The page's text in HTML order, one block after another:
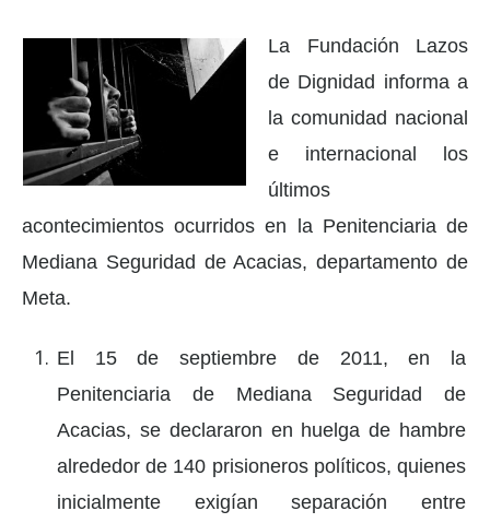
La Fundación Lazos
de Dignidad informa a
la comunidad nacional
e internacional los
últimos
acontecimientos ocurridos en la Penitenciaria de
Mediana Seguridad de Acacias, departamento de
Meta.
El 15 de septiembre de 2011, en la
Penitenciaria de Mediana Seguridad de
Acacias, se declararon en huelga de hambre
alrededor de 140 prisioneros políticos, quienes
inicialmente exigían separación entre